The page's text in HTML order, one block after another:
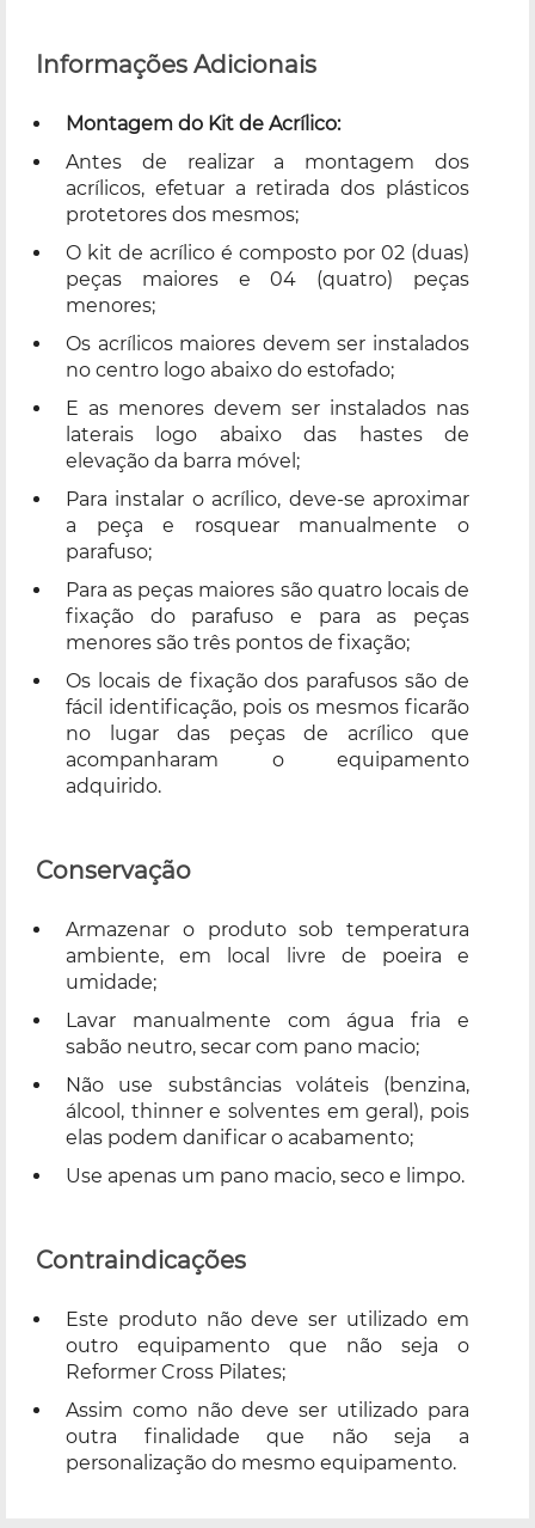
Informações Adicionais
Montagem do Kit de Acrílico:
Antes de realizar a montagem dos
acrílicos, efetuar a retirada dos plásticos
protetores dos mesmos;
O kit de acrílico é composto por 02 (duas)
peças maiores e 04 (quatro) peças
menores;
Os acrílicos maiores devem ser instalados
no centro logo abaixo do estofado;
E as menores devem ser instalados nas
laterais logo abaixo das hastes de
elevação da barra móvel;
Para instalar o acrílico, deve-se aproximar
a peça e rosquear manualmente o
parafuso;
Para as peças maiores são quatro locais de
fixação do parafuso e para as peças
menores são três pontos de fixação;
Os locais de fixação dos parafusos são de
fácil identificação, pois os mesmos ficarão
no lugar das peças de acrílico que
acompanharam o equipamento
adquirido.
Conservação
Armazenar o produto sob temperatura
ambiente, em local livre de poeira e
umidade;
Lavar manualmente com água fria e
sabão neutro, secar com pano macio;
Não use substâncias voláteis (benzina,
álcool, thinner e solventes em geral), pois
elas podem danificar o acabamento;
Use apenas um pano macio, seco e limpo.
Contraindicações
Este produto não deve ser utilizado em
outro equipamento que não seja o
Reformer Cross Pilates;
Assim como não deve ser utilizado para
outra finalidade que não seja a
personalização do mesmo equipamento.